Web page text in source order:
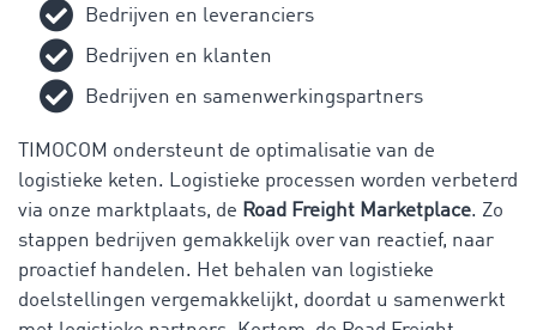
Bedrijven en leveranciers
Bedrijven en klanten
Bedrijven en samenwerkingspartners
TIMOCOM ondersteunt de optimalisatie van de
logistieke keten. Logistieke processen worden verbeterd
via onze marktplaats, de Road Freight Marketplace. Zo
stappen bedrijven gemakkelijk over van reactief, naar
proactief handelen. Het behalen van logistieke
doelstellingen vergemakkelijkt, doordat u samenwerkt